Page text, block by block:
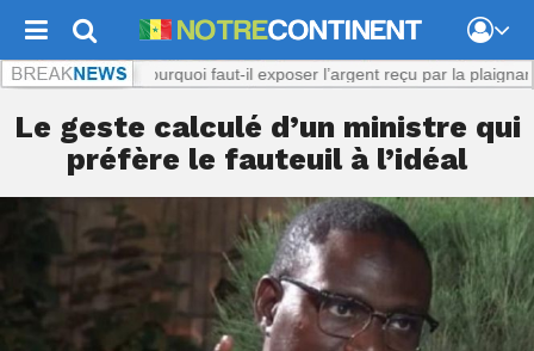
présumé : Pourquoi faut-il exposer l’argent reçu par la plaignante ?
Le geste calculé d’un ministre qui
préfère le fauteuil à l’idéal